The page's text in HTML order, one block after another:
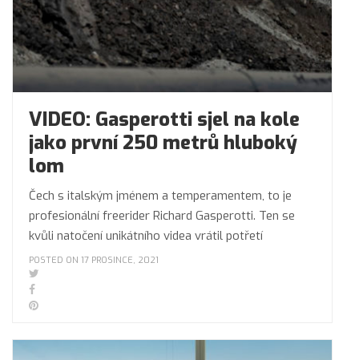
VIDEO: Gasperotti sjel na kole
jako první 250 metrů hluboký
lom
Čech s italským jménem a temperamentem, to je
profesionální freerider Richard Gasperotti. Ten se
kvůli natočení unikátního videa vrátil potřetí
POSTED ON 17 PROSINCE, 2021